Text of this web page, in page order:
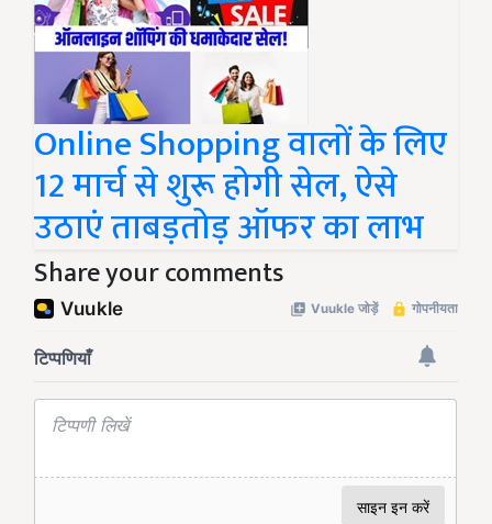
Online Shopping वालों के लिए
12 मार्च से शुरू होगी सेल, ऐसे
उठाएं ताबड़तोड़ ऑफर का लाभ
Share your comments